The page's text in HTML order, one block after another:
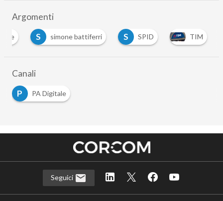
Argomenti
S simone battiferri S SPID TIM
Canali
P
PA Digitale
Seguici